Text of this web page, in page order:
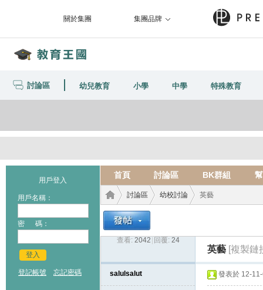
關於集團 集團品牌
討論區 幼兒教育 小學 中學 特殊教育
用戶登入
用戶名稱：
密 碼：
登入
登記帳號 忘記密碼
首頁 討論區 BK群組
›
討論區
›
幼校討論 英藝
查看: 2042 回覆: 24
英藝 [複製鏈
salulsalut 發表於 12-